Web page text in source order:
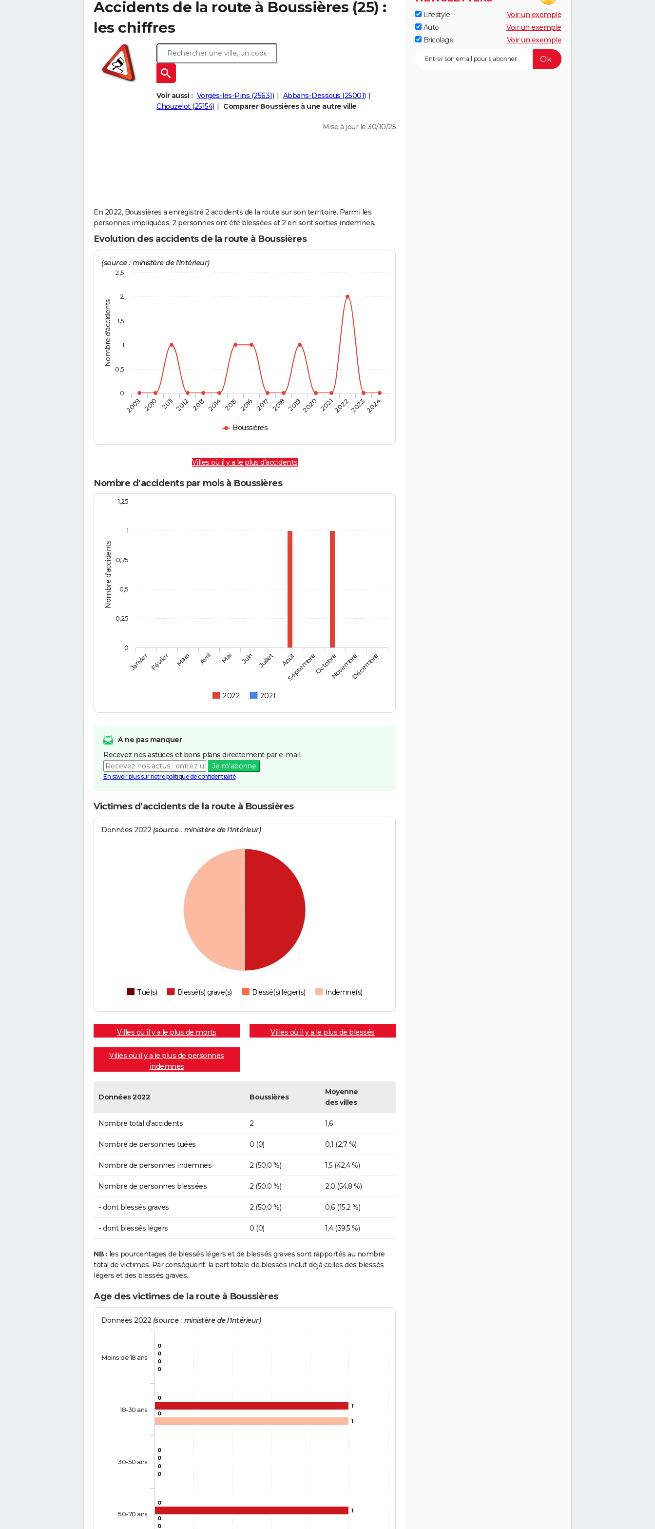
Accidents de la route à Boussières (25) :
les chiffres
Voir aussi : Vorges-les-Pins (25631)
Abbans-Dessous (25001)
Chouzelot (25154)
Comparer Boussières à une autre ville
Mise à jour le 30/10/25
En 2022, Boussières a enregistré 2 accidents de la route sur son territoire. Parmi les
personnes impliquées, 2 personnes ont été blessées et 2 en sont sorties indemnes.
Evolution des accidents de la route à Boussières
Nombre d'accidents
(source : ministère de l'Intérieur)
Boussières
2009 2010 2011 2012 2013 2014 2015 2016 2017 2018 20192020 2021202220232024
0
0,5
1
1,5
2
2,5
Villes où il y a le plus d'accidents
Nombre d'accidents par mois à Boussières
Nombre d'accidents
2022 2021
JanvierFévrier Mars Avril Mai Juin Juillet Août
SeptembreOctobreNovembreDécembre
0
1
0,25
0,5
0,75
1,25
A ne pas manquer
Recevez nos astuces et bons plans directement par e-mail.
Je m'abonne
En savoir plus sur notre politique de confidentialité
Victimes d'accidents de la route à Boussières
Données 2022 (source : ministère de l'Intérieur)
Tué(s) Blessé(s) grave(s) Blessé(s) léger(s) Indemne(s)
Villes où il y a le plus de morts Villes où il y a le plus de blessés
Villes où il y a le plus de personnes
indemnes
Données 2022 Boussières
Moyenne
des villes
Nombre total d'accidents 2 1,6
Nombre de personnes tuées 0 (0) 0,1 (2,7 %)
Nombre de personnes indemnes 2 (50,0 %) 1,5 (42,4 %)
Nombre de personnes blessées 2 (50,0 %) 2,0 (54,8 %)
- dont blessés graves 2 (50,0 %) 0,6 (15,2 %)
- dont blessés légers 0 (0) 1,4 (39,5 %)
NB : les pourcentages de blessés légers et de blessés graves sont rapportés au nombre
total de victimes. Par conséquent, la part totale de blessés inclut déjà celles des blessés
légers et des blessés graves.
Age des victimes de la route à Boussières
Données 2022 (source : ministère de l'Intérieur)
0
0
0
0
0
1
0
1
0
0
0
0
0
1
0
0
Moins de 18 ans
18-30 ans
30-50 ans
50-70 ans
Lifestyle
Voir un exemple
Auto
Voir un exemple
Bricolage
Voir un exemple